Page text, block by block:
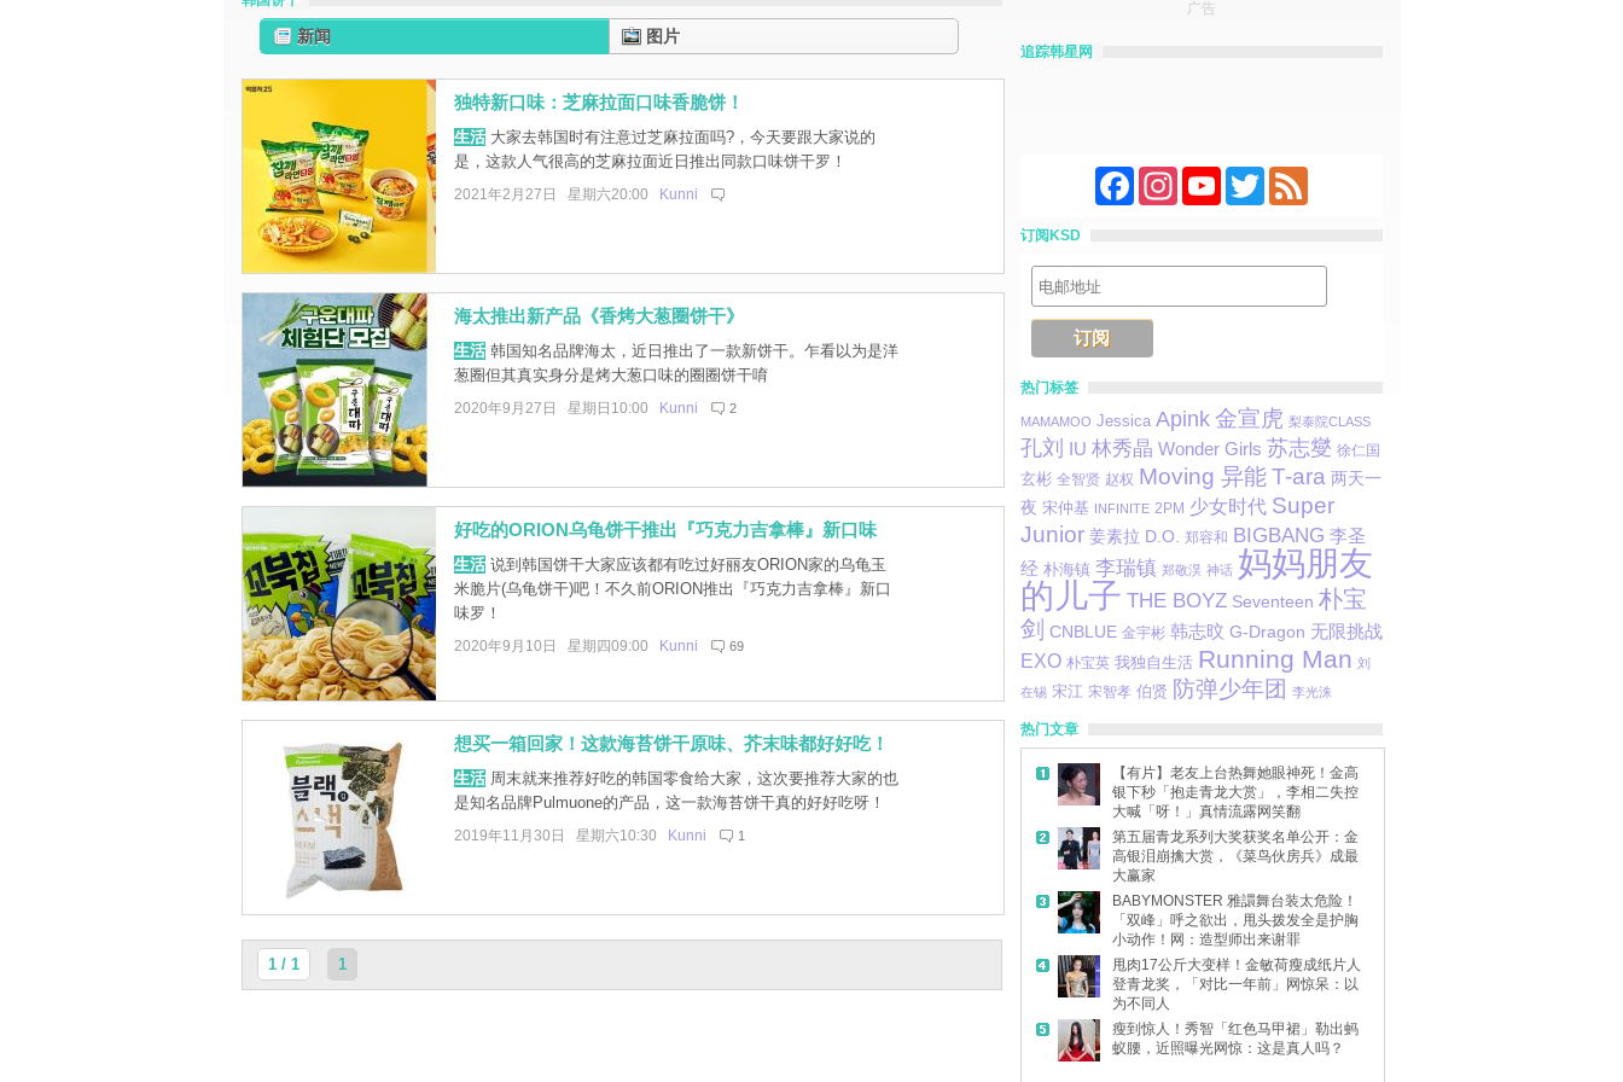
新闻 图片
独特新口味：芝麻拉面口味香脆饼！
生活大家去韩国时有注意过芝麻拉面吗?，今天要跟大家说的
是，这款人气很高的芝麻拉面近日推出同款口味饼干罗！
2021年2月27日 星期六20:00 Kunni
海太推出新产品《香烤大葱圈饼干》
生活韩国知名品牌海太，近日推出了一款新饼干。乍看以为是洋
葱圈但其真实身分是烤大葱口味的圈圈饼干唷
2020年9月27日 星期日10:00 Kunni 2
好吃的ORION乌龟饼干推出『巧克力吉拿棒』新口味
生活说到韩国饼干大家应该都有吃过好丽友ORION家的乌龟玉
米脆片(乌龟饼干)吧！不久前ORION推出『巧克力吉拿棒』新口
味罗！
2020年9月10日 星期四09:00 Kunni 69
想买一箱回家！这款海苔饼干原味、芥末味都好好吃！
生活周末就来推荐好吃的韩国零食给大家，这次要推荐大家的也
是知名品牌Pulmuone的产品，这一款海苔饼干真的好好吃呀！
2019年11月30日 星期六10:30 Kunni 1
1 / 1 1
广告
追踪韩星网
FacebookInstagramYouTubeTwitterFeed
订阅KSD
热门标签
MAMAMOO Jessica Apink 金宣虎 梨泰院CLASS
孔刘 IU 林秀晶 Wonder Girls 苏志燮 徐仁国
玄彬 全智贤 赵权 Moving 异能 T-ara 两天一
夜 宋仲基 INFINITE 2PM 少女时代 Super
Junior 姜素拉 D.O. 郑容和 BIGBANG 李圣
经 朴海镇 李瑞镇 郑敬淏 神话 妈妈朋友
的儿子 THE BOYZ Seventeen 朴宝
剑 CNBLUE 金宇彬 韩志旼 G-Dragon 无限挑战
EXO 朴宝英 我独自生活 Running Man 刘
在锡 宋江 宋智孝 伯贤 防弹少年团 李光洙
热门文章
【有片】老友上台热舞她眼神死！金高
银下秒「抱走青龙大赏」，李相二失控
大喊「呀！」真情流露网笑翻
第五届青龙系列大奖获奖名单公开：金
高银泪崩擒大赏，《菜鸟伙房兵》成最
大赢家
BABYMONSTER 雅譞舞台装太危险！
「双峰」呼之欲出，甩头拨发全是护胸
小动作！网：造型师出来谢罪
甩肉17公斤大变样！金敏荷瘦成纸片人
登青龙奖，「对比一年前」网惊呆：以
为不同人
瘦到惊人！秀智「红色马甲裙」勒出蚂
蚁腰，近照曝光网惊：这是真人吗？